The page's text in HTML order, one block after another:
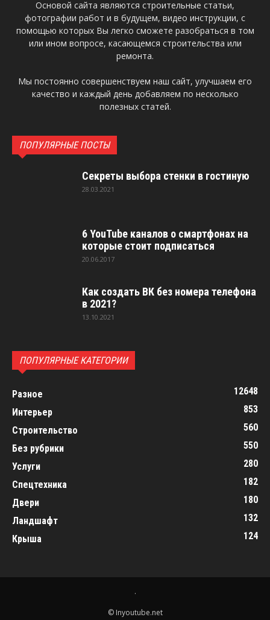
Основой сайта являются строительные статьи,
фотографии работ и в будущем, видео инструкции, с
помощью которых Вы легко сможете разобраться в том
или ином вопросе, касающемся строительства или
ремонта.
Мы постоянно совершенствуем наш сайт, улучшаем его
качество и каждый день добавляем по несколько
полезных статей.
ПОПУЛЯРНЫЕ ПОСТЫ
Секреты выбора стенки в гостиную
28.03.2021
6 YouTube каналов о смартфонах на
которые стоит подписаться
20.06.2017
Как создать ВК без номера телефона
в 2021?
13.10.2021
ПОПУЛЯРНЫЕ КАТЕГОРИИ
Разное
12648
Интерьер
853
Строительство
560
Без рубрики
550
Услуги
280
Спецтехника
182
Двери
180
Ландшафт
132
Крыша
124
.
© Inyoutube.net